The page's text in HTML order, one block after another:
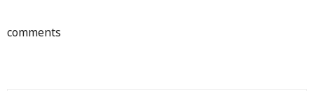
comments